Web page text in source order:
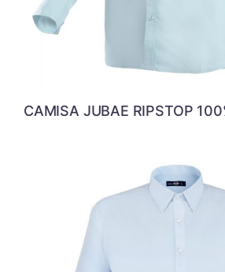
CAMISA JUBAE RIPSTOP